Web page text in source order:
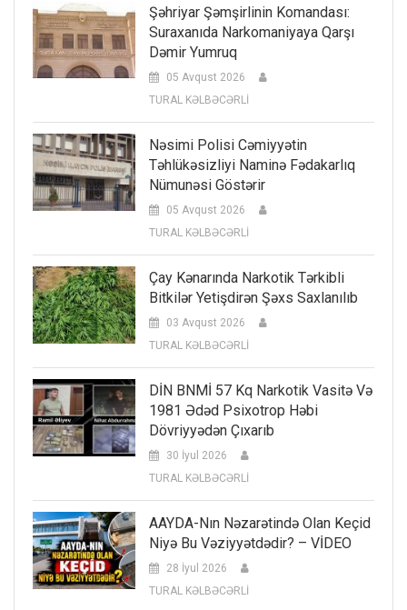
Şəhriyar Şəmşirlinin Komandası:
Suraxanıda Narkomaniyaya Qarşı
Dəmir Yumruq
05 Avqust 2026
TURAL KƏLBƏCƏRLİ
Nəsimi Polisi Cəmiyyətin
Təhlükəsizliyi Naminə Fədakarlıq
Nümunəsi Göstərir
05 Avqust 2026
TURAL KƏLBƏCƏRLİ
Çay Kənarında Narkotik Tərkibli
Bitkilər Yetişdirən Şəxs Saxlanılıb
03 Avqust 2026
TURAL KƏLBƏCƏRLİ
DİN BNMİ 57 Kq Narkotik Vasitə Və
1981 Ədəd Psixotrop Həbi
Dövriyyədən Çıxarıb
30 İyul 2026
TURAL KƏLBƏCƏRLİ
AAYDA-Nın Nəzarətində Olan Keçid
Niyə Bu Vəziyyətdədir? – VİDEO
28 İyul 2026
TURAL KƏLBƏCƏRLİ